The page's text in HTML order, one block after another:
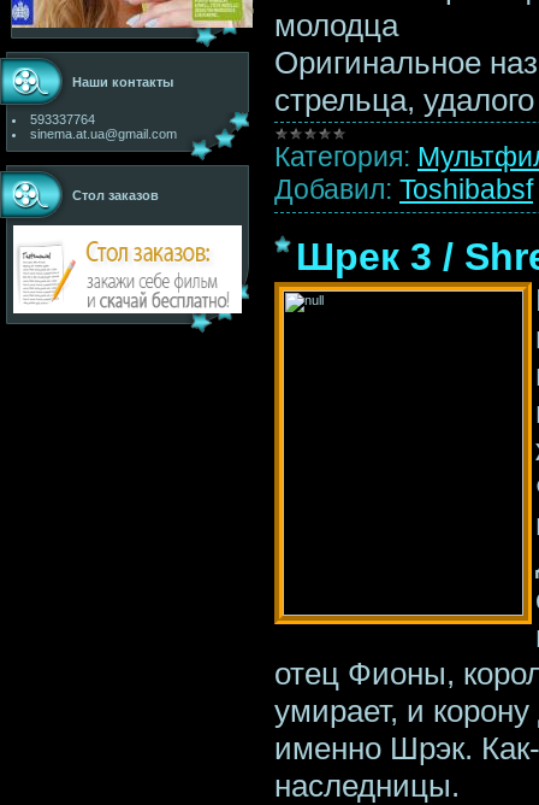
Наши контакты
593337764
sinema.at.ua@gmail.com
Стол заказов
молодца
Оригинальное
стрельца,
Категория:
Добавил: Toshibabsf
Шрек 3 /
отец Фионы,
умирает, и
именно Шрэк.
наследницы.